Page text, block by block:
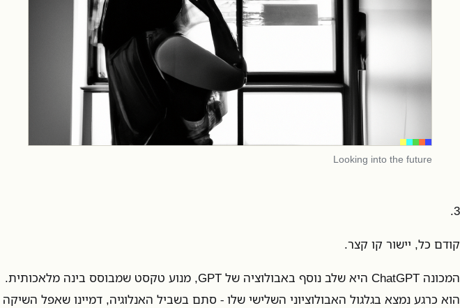
Looking into the future
3.
קודם כל, יישור קו קצר.
המכונה ChatGPT היא שלב נוסף באבולוציה של GPT, מנוע טקסט שמבוסס בינה מלאכותית.
הוא כרגע נמצא בגלגול האבולוציוני השלישי שלו - סתם בשביל האנלוגיה, דמיינו שאפל השיקה